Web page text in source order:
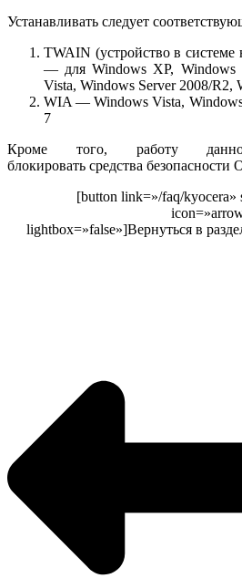
Устанавливать следует
TWAIN (устройство в системе
— для Windows XP, Windows
Vista, Windows Server 2008/R2,
WIA — Windows Vista,
7
Кроме того, работу
блокировать средства безопасности
[button link=»/faq/kyocera»
lightbox=»false»]Вернуться в